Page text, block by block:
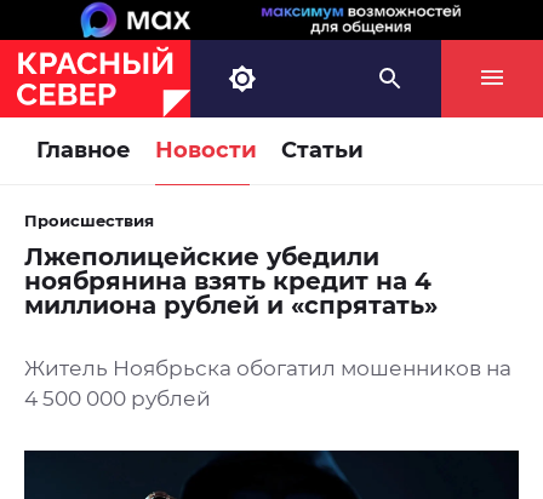
Главное Новости Статьи
Происшествия
Лжеполицейские убедили
ноябрянина взять кредит на 4
миллиона рублей и «спрятать»
Житель Ноябрьска обогатил мошенников на
4 500 000 рублей